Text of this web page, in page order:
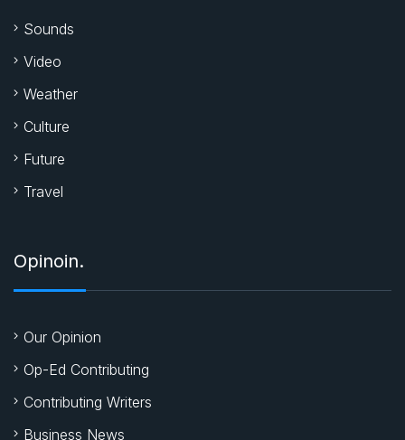
Sounds
Video
Weather
Culture
Future
Travel
Opinoin.
Our Opinion
Op-Ed Contributing
Contributing Writers
Business News